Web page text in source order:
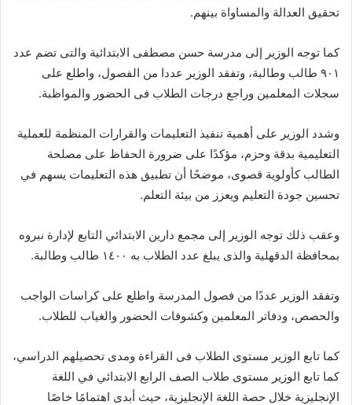
تحقيق العدالة والمساواة بينهم.
كما توجه الوزير إلى مدرسة حسن مصطفى الابتدائية والتى تضم عدد
٩٠١ طالب وطالبة، وتفقد الوزير عددا من الفصول، واطلع على
سجلات المعلمين وراجع درجات الطلاب فى الحضور والمواظبة.
وشدد الوزير على أهمية تنفيذ التعليمات والقرارات المنظمة للعملية
التعليمية بدقة وحزم، مؤكدًا على ضرورة الحفاظ على مصلحة
الطالب كأولوية قصوى، موضحًا أن تطبيق هذه التعليمات يسهم في
تحسين جودة التعليم ويعزز من بيئة التعلم.
وعقب ذلك توجه الوزير إلى مجمع دارين الابتدائي التابع لإدارة نبروه
بمحافظة الدقهلية والذى يبلغ عدد الطلاب به ١٤٠٠ طالب وطالبة.
وتفقد الوزير عددًا من فصول المدرسة واطلع على كراسات الواجب
والحصص، ودفاتر المعلمين وكشوفات الحضور والغياب للطلاب.
كما تابع الوزير مستوى الطلاب فى القراءة ومدى تحصيلهم الدراسي،
كما تابع الوزير مستوى طلاب الصف الرابع الابتدائي في اللغة
الإنجليزية خلال حصة اللغة الإنجليزية، حيث أبدى اهتمامًا خاصًا